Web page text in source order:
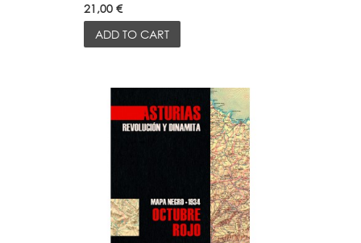
21,00 €
ADD TO CART